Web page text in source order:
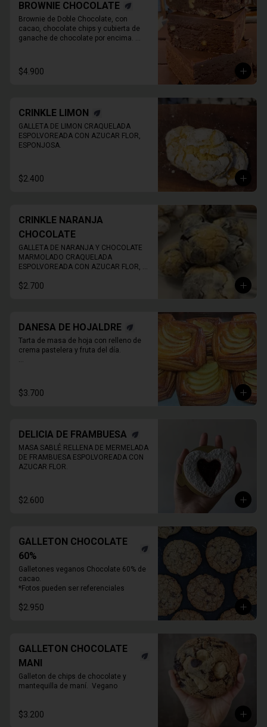
BROWNIE CHOCOLATE
Brownie de Doble Chocolate, con
cacao, chocolate chips y cubierta de
ganache de chocolate por encima.
$4.900
CRINKLE LIMON
GALLETA DE LIMON CRAQUELADA
ESPOLVOREADA CON AZUCAR FLOR,
ESPONJOSA.
$2.400
CRINKLE NARANJA
CHOCOLATE
GALLETA DE NARANJA Y CHOCOLATE
MARMOLADO CRAQUELADA
ESPOLVOREADA CON AZUCAR FLOR,
$2.700
DANESA DE HOJALDRE
Tarta de masa de hoja con relleno de
crema pastelera y fruta del día.
despacho*
** FOTO  REFERENCIAL
$3.700
DELICIA DE FRAMBUESA
MASA SABLÉ RELLENA DE MERMELADA
DE FRAMBUESA ESPOLVOREADA CON
AZUCAR FLOR.
$2.600
GALLETON CHOCOLATE
60%
Galletones veganos Chocolate 60% de
cacao.
*Fotos pueden ser referenciales
$2.950
GALLETON CHOCOLATE
MANI
Galleton de chips de chocolate y
mantequilla de maní.  Vegano
$3.200